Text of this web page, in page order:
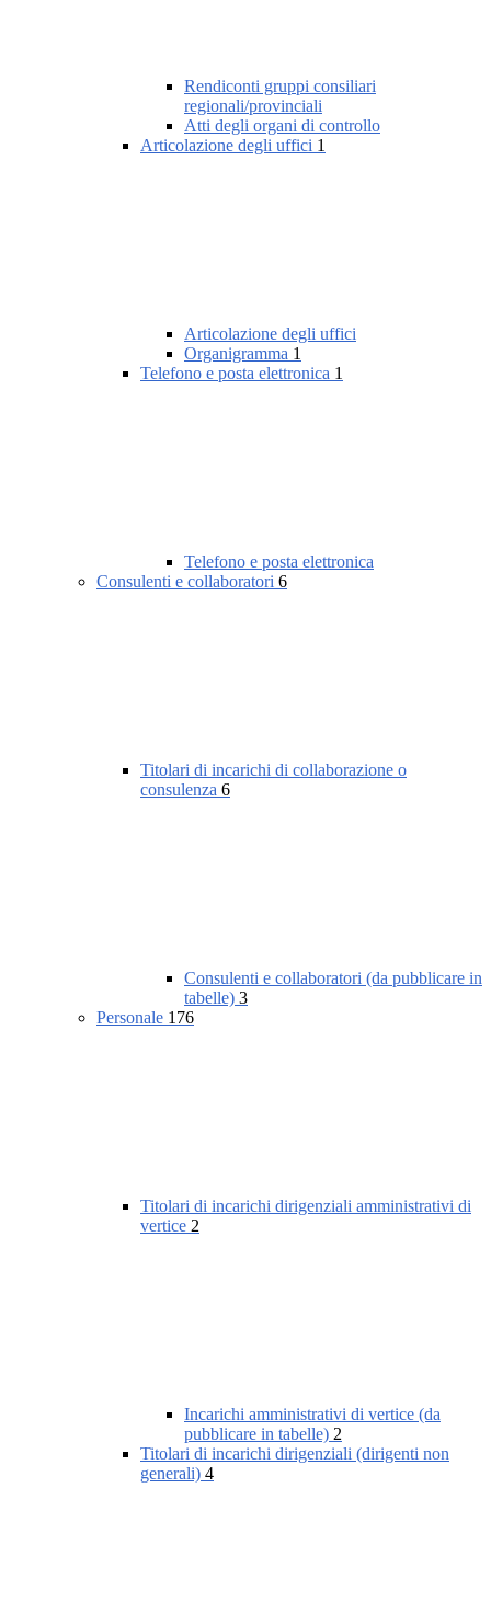
Rendiconti gruppi consiliari
regionali/provinciali
Atti degli organi di controllo
Articolazione degli uffici 1
Articolazione degli uffici
Organigramma 1
Telefono e posta elettronica 1
Telefono e posta elettronica
Consulenti e collaboratori 6
Titolari di incarichi di collaborazione o
consulenza 6
Consulenti e collaboratori (da pubblicare in
tabelle) 3
Personale 176
Titolari di incarichi dirigenziali amministrativi di
vertice 2
Incarichi amministrativi di vertice (da
pubblicare in tabelle) 2
Titolari di incarichi dirigenziali (dirigenti non
generali) 4